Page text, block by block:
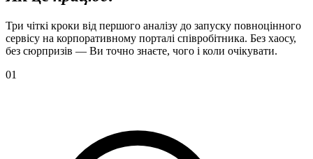
Три чіткі кроки від першого аналізу до запуску повноцінного
сервісу на корпоративному порталі співробітника. Без хаосу,
без сюрпризів — Ви точно знаєте, чого і коли очікувати.
01